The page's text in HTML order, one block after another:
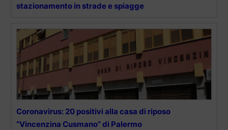
stazionamento in strade e spiagge
Coronavirus: 20 positivi alla casa di riposo
“Vincenzina Cusmano” di Palermo